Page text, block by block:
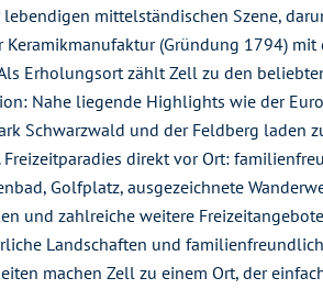
mittelständischen Szene,
(Gründung 1794) mit
Erholungsort zählt Zell zu den
Nahe liegende Highlights wie der
Schwarzwald und der Feldberg laden
Freizeitparadies direkt vor Ort:
Golfplatz, ausgezeichnete
und zahlreiche weitere
Landschaften und
machen Zell zu einem Ort, der